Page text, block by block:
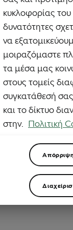
ήττα-έκπληξη στον
Emirates-XRG) πήρε
Wallonne της Τετάρτης
προς τη γραμμή του
κυκλοφορίας
δυνατότητες
να
μοιραζόμαστε
τα μέσα μας
στους τομείς
συγκατάθεσή
και το δίκτυο
στην. Πολιτική